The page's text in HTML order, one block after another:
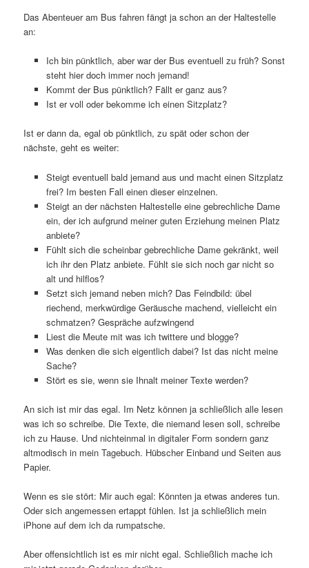
Das Abenteuer am Bus fahren fängt ja schon an der Haltestelle
an:
Ich bin pünktlich, aber war der Bus eventuell zu früh? Sonst
steht hier doch immer noch jemand!
Kommt der Bus pünktlich? Fällt er ganz aus?
Ist er voll oder bekomme ich einen Sitzplatz?
Ist er dann da, egal ob pünktlich, zu spät oder schon der
nächste, geht es weiter:
Steigt eventuell bald jemand aus und macht einen Sitzplatz
frei? Im besten Fall einen dieser einzelnen.
Steigt an der nächsten Haltestelle eine gebrechliche Dame
ein, der ich aufgrund meiner guten Erziehung meinen Platz
anbiete?
Fühlt sich die scheinbar gebrechliche Dame gekränkt, weil
ich ihr den Platz anbiete. Fühlt sie sich noch gar nicht so
alt und hilflos?
Setzt sich jemand neben mich? Das Feindbild: übel
riechend, merkwürdige Geräusche machend, vielleicht ein
schmatzen? Gespräche aufzwingend
Liest die Meute mit was ich twittere und blogge?
Was denken die sich eigentlich dabei? Ist das nicht meine
Sache?
Stört es sie, wenn sie Ihnalt meiner Texte werden?
An sich ist mir das egal. Im Netz können ja schließlich alle lesen
was ich so schreibe. Die Texte, die niemand lesen soll, schreibe
ich zu Hause. Und nichteinmal in digitaler Form sondern ganz
altmodisch in mein Tagebuch. Hübscher Einband und Seiten aus
Papier.
Wenn es sie stört: Mir auch egal: Könnten ja etwas anderes tun.
Oder sich angemessen ertappt fühlen. Ist ja schließlich mein
iPhone auf dem ich da rumpatsche.
Aber offensichtlich ist es mir nicht egal. Schließlich mache ich